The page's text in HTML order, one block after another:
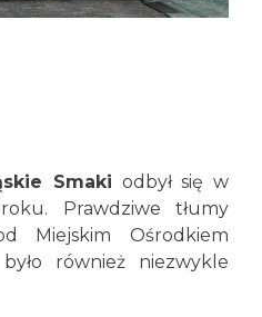
Smaki odbył się w
Prawdziwe tłumy
Miejskim Ośrodkiem
również niezwykle